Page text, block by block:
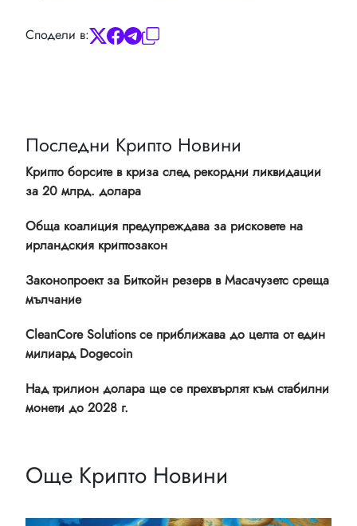
Сподели в:
Последни Крипто Новини
Крипто борсите в криза след рекордни ликвидации
за 20 млрд. долара
Обща коалиция предупреждава за рисковете на
ирландския криптозакон
Законопроект за Биткойн резерв в Масачузетс среща
мълчание
CleanCore Solutions се приближава до целта от един
милиард Dogecoin
Над трилион долара ще се прехвърлят към стабилни
монети до 2028 г.
Още Крипто Новини